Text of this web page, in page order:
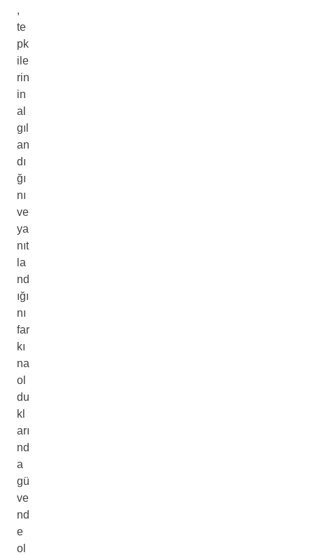
,
te
pk
ile
rin
in
al
gıl
an
dı
ğı
nı
ve
ya
nıt
la
nd
ığı
nı
far
kı
na
ol
du
kl
arı
nd
a
gü
ve
nd
e
ol